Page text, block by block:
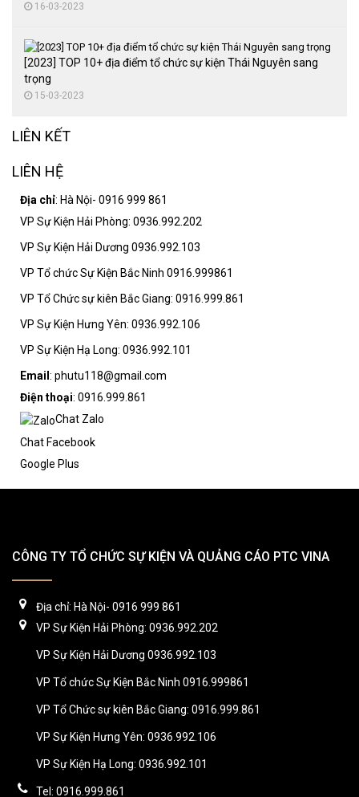
16-03-2023
[2023] TOP 10+ địa điểm tổ chức sự kiện Thái Nguyên sang
trọng
15-03-2023
LIÊN KẾT
LIÊN HỆ
Địa chỉ: Hà Nội- 0916 999 861
VP Sự Kiện Hải Phòng: 0936.992.202
VP Sự Kiện Hải Dương 0936.992.103
VP Tổ chức Sự Kiện Bắc Ninh 0916.999861
VP Tổ Chức sự kiên Bắc Giang: 0916.999.861
VP Sự Kiện Hưng Yên: 0936.992.106
VP Sự Kiện Hạ Long: 0936.992.101
Email : phutu118@gmail.com
Điện thoại: 0916.999.861
Chat Zalo
Chat Facebook
Google Plus
CÔNG TY TỔ CHỨC SỰ KIỆN VÀ QUẢNG CÁO PTC VINA
Địa chỉ: Hà Nội- 0916 999 861
VP Sự Kiện Hải Phòng: 0936.992.202
VP Sự Kiện Hải Dương 0936.992.103
VP Tổ chức Sự Kiện Bắc Ninh 0916.999861
VP Tổ Chức sự kiên Bắc Giang: 0916.999.861
VP Sự Kiện Hưng Yên: 0936.992.106
VP Sự Kiện Hạ Long: 0936.992.101
Tel: 0916.999.861